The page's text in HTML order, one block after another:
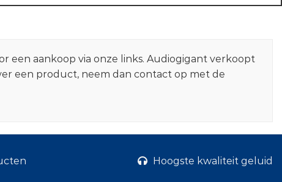
een aankoop via onze links. Audiogigant verkoopt
een product, neem dan contact op met de
Hoogste kwaliteit geluid